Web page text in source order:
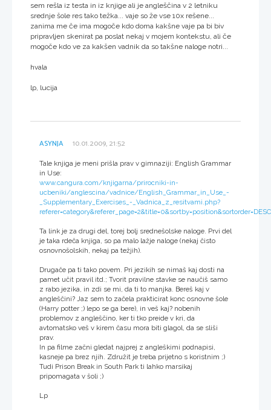
sem rešla iz testa in iz knjige ali je angleščina v 2 letniku
srednje šole res tako težka... vaje so že vse 10x rešene...
zanima me če ima mogoče kdo doma kakšne vaje pa bi biv
pripravljen skenirat pa poslat nekaj v mojem kontekstu, ali če
mogoče kdo ve za kakšen vadnik da so takšne naloge notri...
hvala
lp, lucija
ASYNJA 10.01.2009, 21:52
Tale knjiga je meni prišla prav v gimnaziji: English Grammar
in Use:
www.cangura.com/knjigarna/prirocniki-in-
ucbeniki/anglescina/vadnice/English_Grammar_in_Use_-
_Supplementary_Exercises_-_Vadnica_z_resitvami.php?
referer=category&referer_page=2&title=0&sortby=position&sortorder=DESC
Ta link je za drugi del, torej bolj srednešolske naloge. Prvi del
je taka rdeča knjiga, so pa malo lažje naloge (nekaj čisto
osnovnošolskih, nekaj pa težjih).
Drugače pa ti tako povem. Pri jezikih se nimaš kaj dosti na
pamet učit pravil itd.; Tvorit pravilne stavke se naučiš samo
z rabo jezika, in zdi se mi, da ti to manjka. Bereš kaj v
angleščini? Jaz sem to začela prakticirat konc osnovne šole
(Harry potter ;) lepo se ga bere), in veš kaj? nobenih
problemov z angleščino, ker ti tko preide v kri, da
avtomatsko veš v kirem času mora biti glagol, da se sliši
prav.
In pa filme začni gledat najprej z angleškimi podnapisi,
kasneje pa brez njih. Združit je treba prijetno s koristnim ;)
Tudi Prison Break in South Park ti lahko marsikaj
pripomagata v šoli ;)
Lp